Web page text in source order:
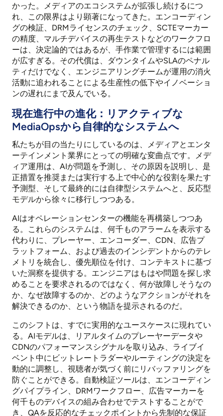
かった。メディアのエコシステムが拡張し続けるにつ
れ、この限界はより顕著になってきた。エンコーディン
グの検証、DRMライセンスのチェック、SCTEマーカー
の精度、マルチデバイスの再生テストなどのワークフロ
ーは、決定論的ではあるが、手作業で管理するには範囲
が広すぎる。その代償は、ダウンタイムやSLAのペナル
ティだけでなく、エンジニアリングチームが運用の消火
活動に追われることによる生産性の低下やイノベーショ
ンの遅れにまで及んでいる。
現在進行中の進化：リアクティブな
MediaOpsから自律的なシステムへ
私たちが目の当たりにしているのは、メディアとエンタ
ーテインメント業界にとっての明確な変曲点です。メデ
ィア運用は、AIが問題を予測し、その原因を説明し、是
正措置を推奨または実行する上で中心的な役割を果たす
予測型、そして最終的には自律型システムへと、反応型
モデルから徐々に移行しつつある。
AIはオペレーションセンターの機能を再構築しつつあ
る。これらのシステムは、何千ものアラームを表示する
代わりに、プレーヤー、エンコーダー、CDN、広告プ
ラットフォーム、および過去のインシデントからのテレ
メトリを統合し、優先順位を付け、コンテキストに基づ
いた洞察を提供する。エンジニアはもはや問題を探し求
めることを要求されるのではなく、何が故障しそうなの
か、なぜ故障するのか、どのようなアクションがそれを
解決できるのか、という物語を提示されるのだ。
このシフトは、すでに実用的なユースケースに現れてい
る。AIモデルは、リアルタイムのプレーヤーデータや
CDNのパフォーマンスシグナルを取り込み、ライブイ
ベント中にビットレートラダーやルーティングの決定を
動的に調整し、視聴者が気づく前にリバッファリングを
防ぐことができる。自動検証ツールは、エンコーディン
グパイプライン、DRMワークフロー、広告マーカーを
何千ものデバイスの組み合わせでテストすることがで
き、QAを反応的なチェックポイントから先制的な保証